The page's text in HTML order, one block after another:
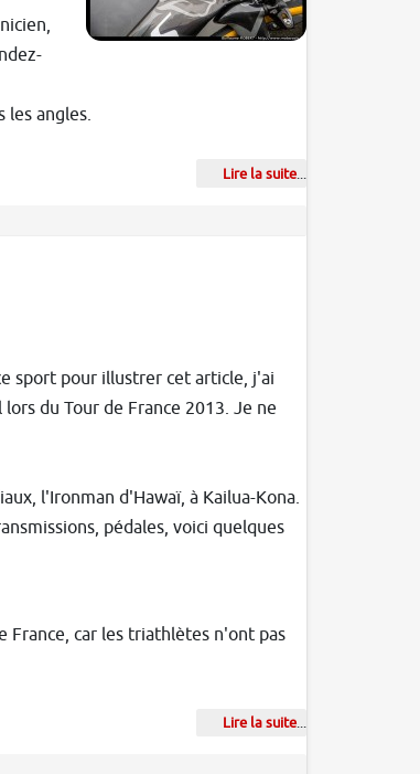
les angles.
Lire la suite...
sport pour illustrer cet article, j'ai
du Tour de France 2013. Je ne
l'Ironman d'Hawaï, à Kailua-Kona.
pédales, voici quelques
France, car les triathlètes n'ont pas
Lire la suite...